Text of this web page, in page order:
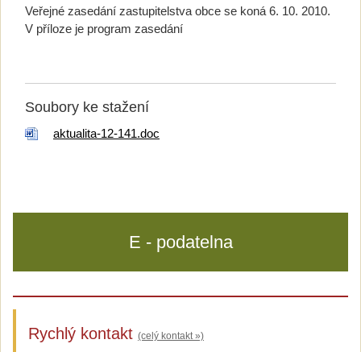
Veřejné zasedání zastupitelstva obce se koná 6. 10. 2010.
V příloze je program zasedání
Soubory ke stažení
aktualita-12-141.doc
E - podatelna
Rychlý kontakt (celý kontakt »)